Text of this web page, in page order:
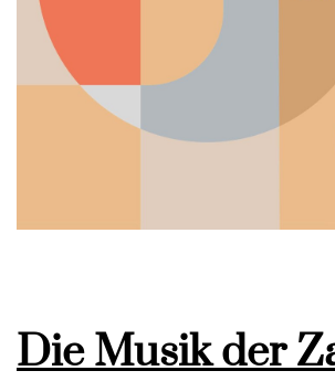
Die Musik der